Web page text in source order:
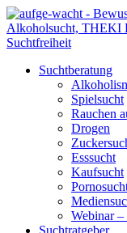
Suchtberatung
Spielsucht
Rauchen
Drogen
Esssucht
Kaufsucht
Webinar
Suchtratgeber